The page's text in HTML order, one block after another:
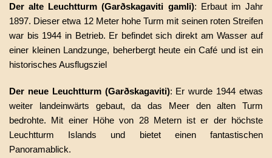
Der alte Leuchtturm (Garðskagaviti gamli): Erbaut im Jahr
1897. Dieser etwa 12 Meter hohe Turm mit seinen roten Streifen
war bis 1944 in Betrieb. Er befindet sich direkt am Wasser auf
einer kleinen Landzunge, beherbergt heute ein Café und ist ein
historisches Ausflugsziel
Der neue Leuchtturm (Garðskagaviti): Er wurde 1944 etwas
weiter landeinwärts gebaut, da das Meer den alten Turm
bedrohte. Mit einer Höhe von 28 Metern ist er der höchste
Leuchtturm Islands und bietet einen fantastischen
Panoramablick.